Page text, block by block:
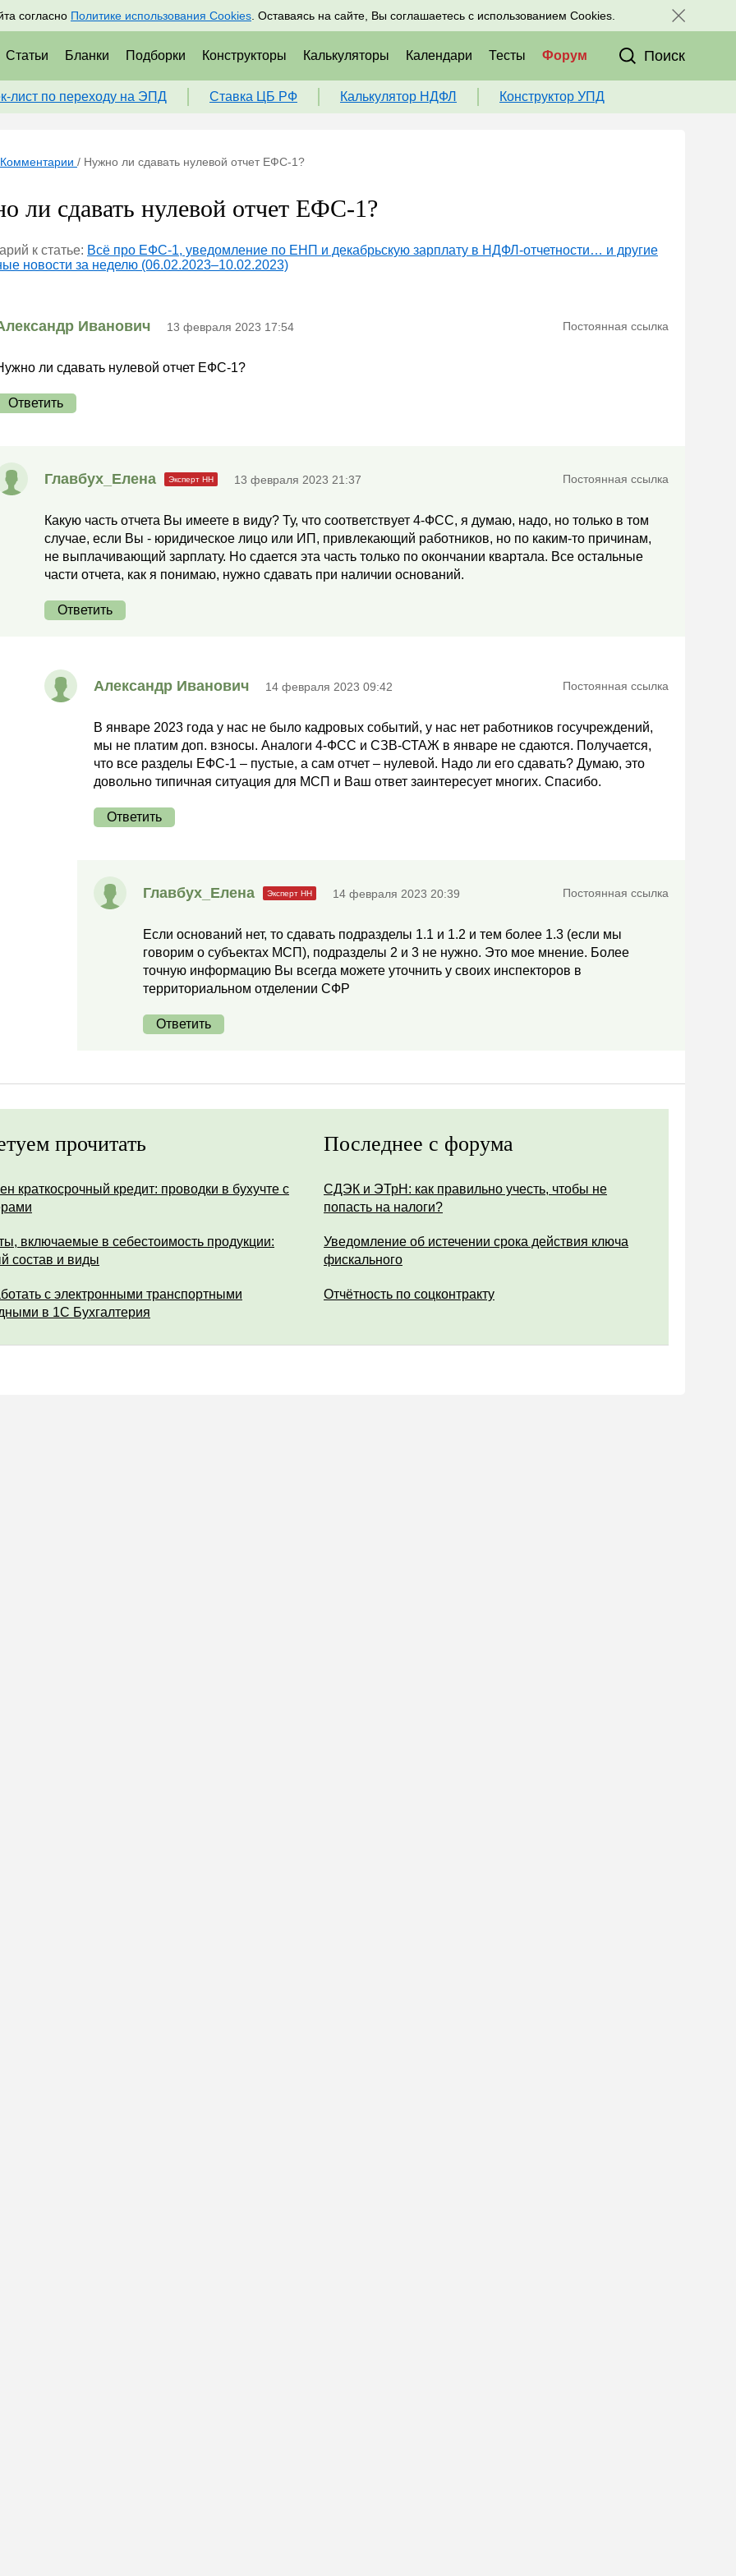
согласно Политике использования Cookies . Оставаясь на сайте, Вы соглашаетесь с использованием Cookies.
Подписаться Присоединяйтесь к нам в соц. сетях:
Статьи Бланки Подборки Конструкторы Калькуляторы Календари Тесты Форум Поиск
лист по переходу на ЭПД Ставка ЦБ РФ Калькулятор НДФЛ Конструктор УПД
Комментарии / Нужно ли сдавать нулевой отчет ЕФС-1?
ли сдавать нулевой отчет ЕФС-1?
к статье: Всё про ЕФС-1, уведомление по ЕНП и декабрьскую зарплату в НДФЛ-отчетности… и другие
новости за неделю (06.02.2023–10.02.2023)
Иванович 13 февраля 2023 17:54 Постоянная ссылка
ли сдавать нулевой отчет ЕФС-1?
Ответить
Главбух_Елена 13 февраля 2023 21:37 Постоянная ссылка
Какую часть отчета Вы имеете в виду? Ту, что соответствует 4-ФСС, я думаю, надо, но только в том
случае, если Вы - юридическое лицо или ИП, привлекающий работников, но по каким-то причинам,
не выплачивающий зарплату. Но сдается эта часть только по окончании квартала. Все остальные
части отчета, как я понимаю, нужно сдавать при наличии оснований.
Ответить
Александр Иванович 14 февраля 2023 09:42 Постоянная ссылка
В январе 2023 года у нас не было кадровых событий, у нас нет работников госучреждений,
мы не платим доп. взносы. Аналоги 4-ФСС и СЗВ-СТАЖ в январе не сдаются. Получается,
что все разделы ЕФС-1 – пустые, а сам отчет – нулевой. Надо ли его сдавать? Думаю, это
довольно типичная ситуация для МСП и Ваш ответ заинтересует многих. Спасибо.
Ответить
Главбух_Елена 14 февраля 2023 20:39 Постоянная ссылка
Если оснований нет, то сдавать подразделы 1.1 и 1.2 и тем более 1.3 (если мы
говорим о субъектах МСП), подразделы 2 и 3 не нужно. Это мое мнение. Более
точную информацию Вы всегда можете уточнить у своих инспекторов в
территориальном отделении СФР
Ответить
прочитать
краткосрочный кредит: проводки в бухучте с
включаемые в себестоимость продукции:
состав и виды
с электронными транспортными
в 1С Бухгалтерия
Последнее с форума
СДЭК и ЭТрН: как правильно учесть, чтобы не
попасть на налоги?
Уведомление об истечении срока действия ключа
фискального
Отчётность по соцконтракту